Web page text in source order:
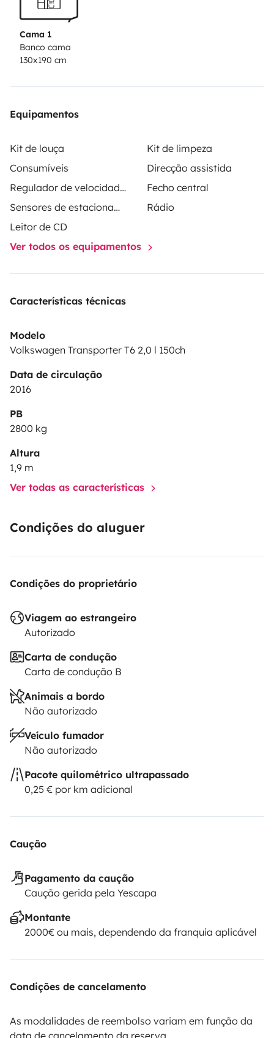
à disposition.
renseignements.
Cama 1
Banco cama
130x190 cm
Equipamentos
Kit de louça
Kit de limpeza
Consumíveis
Direcção assistida
Regulador de velocidade / Cruise Control
Fecho central
Sensores de estacionamento
Rádio
Leitor de CD
Ver todos os equipamentos
Características técnicas
Modelo
Volkswagen Transporter T6 2,0 l 150ch
Data de circulação
2016
PB
2800 kg
Altura
1,9 m
Ver todas as características
Condições do aluguer
Condições do proprietário
Viagem ao estrangeiro
Autorizado
Carta de condução
Carta de condução B
Animais a bordo
Não autorizado
Veículo fumador
Não autorizado
Pacote quilométrico ultrapassado
0,25 € por km adicional
Caução
Pagamento da caução
Caução gerida pela Yescapa
Montante
2000€ ou mais, dependendo da franquia aplicável
Condições de cancelamento
As modalidades de reembolso variam em função da
data de cancelamento da reserva.